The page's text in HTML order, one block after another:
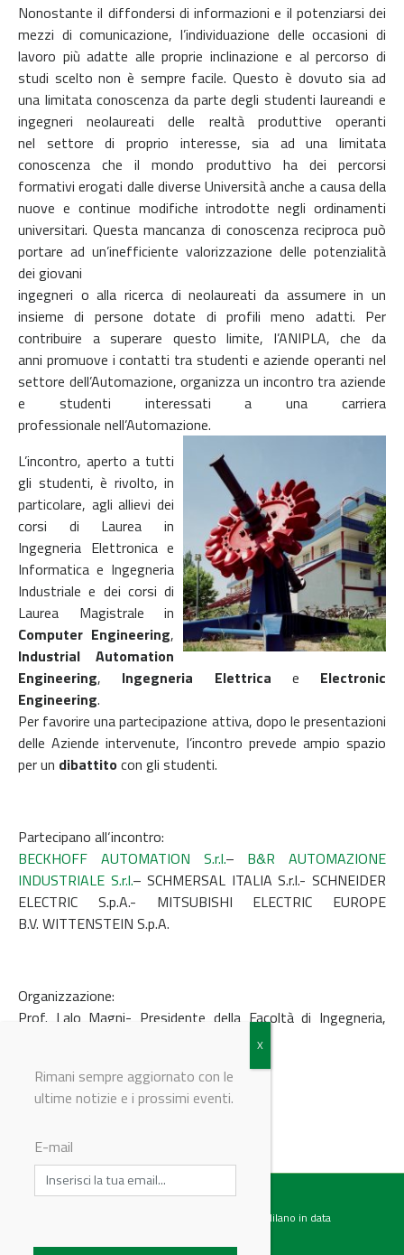
Nonostante il diffondersi di informazioni e il potenziarsi dei
mezzi di comunicazione, l’individuazione delle occasioni di
lavoro più adatte alle proprie inclinazione e al percorso di
studi scelto non è sempre facile. Questo è dovuto sia ad
una limitata conoscenza da parte degli studenti laureandi e
ingegneri neolaureati delle realtà produttive operanti
nel settore di proprio interesse, sia ad una limitata
conoscenza che il mondo produttivo ha dei percorsi
formativi erogati dalle diverse Università anche a causa della
nuove e continue modifiche introdotte negli ordinamenti
universitari. Questa mancanza di conoscenza reciproca può
portare ad un’inefficiente valorizzazione delle potenzialità
dei giovani
ingegneri o alla ricerca di neolaureati da assumere in un
insieme di persone dotate di profili meno adatti. Per
contribuire a superare questo limite, l’ANIPLA, che da
anni promuove i contatti tra studenti e aziende operanti nel
settore dell’Automazione, organizza un incontro tra aziende
e studenti interessati a una carriera
professionale nell’Automazione.
L’incontro, aperto a tutti
gli studenti, è rivolto, in
particolare, agli allievi dei
corsi di Laurea in
Ingegneria Elettronica e
Informatica e Ingegneria
Industriale e dei corsi di
Laurea Magistrale in
Computer Engineering,
Industrial Automation
Engineering, Ingegneria Elettrica e Electronic
Engineering.
Per favorire una partecipazione attiva, dopo le presentazioni
delle Aziende intervenute, l’incontro prevede ampio spazio
per un dibattitocon gli studenti.
Partecipano all‘incontro:
BECKHOFF AUTOMATION S.r.l.– B&R AUTOMAZIONE
INDUSTRIALE S.r.l.– SCHMERSAL ITALIA S.r.l.- SCHNEIDER
ELECTRIC S.p.A.- MITSUBISHI ELECTRIC EUROPE
B.V. WITTENSTEIN S.p.A.
Organizzazione:
Prof. Lalo Magni- Presidente della Facoltà di Ingegneria,
© Riproduzione riservata
Testata giornalistica registrata presso il Tribunale di Milano in data
Rimani sempre aggiornato con le
ultime notizie e i prossimi eventi.
E-mail